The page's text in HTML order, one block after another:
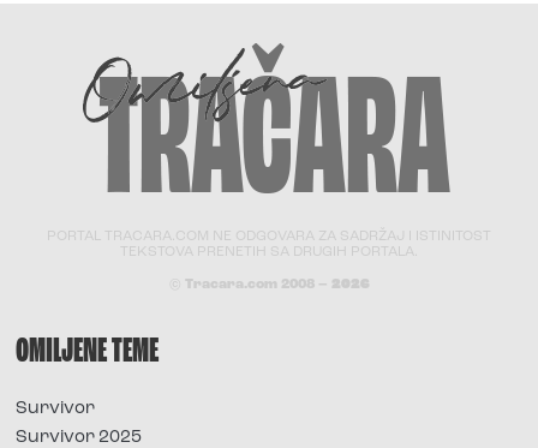
PORTAL TRACARA.COM NE ODGOVARA ZA SADRŽAJ I ISTINITOST
TEKSTOVA PRENETIH SA DRUGIH PORTALA.
© Tracara.com 2008 – 2026
OMILJENE TEME
Survivor
Survivor 2025